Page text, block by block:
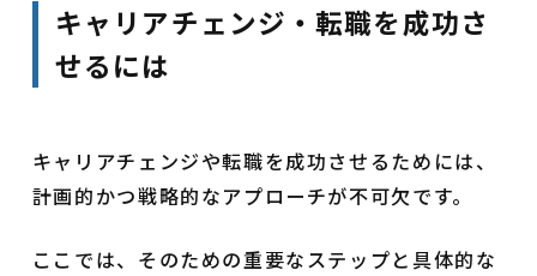
キャリアチェンジ・転職を成功さ
せるには
キャリアチェンジや転職を成功させるためには、
計画的かつ戦略的なアプローチが不可欠です。
ここでは、そのための重要なステップと具体的な